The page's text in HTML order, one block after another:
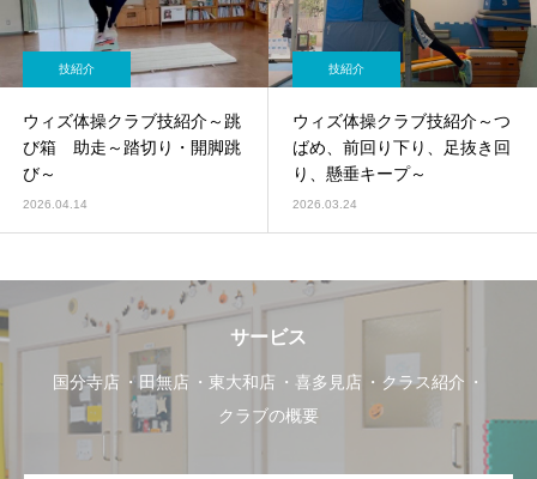
技紹介
ウィズ体操クラブ技紹介～跳
び箱 助走～踏切り・開脚跳
び～
2026.04.14
技紹介
ウィズ体操クラブ技紹介～つ
ばめ、前回り下り、足抜き回
り、懸垂キープ～
2026.03.24
サービス
国分寺店 田無店 東大和店 喜多見店
クラス紹介
クラブの概要